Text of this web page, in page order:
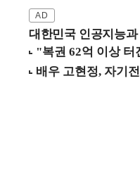
대한민국 인공지능